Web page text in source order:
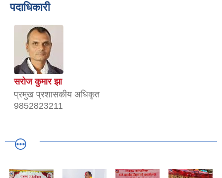
पदाधिकारी
सरोज कुमार झा
प्रमुख प्रशासकीय अधिकृत
9852823211